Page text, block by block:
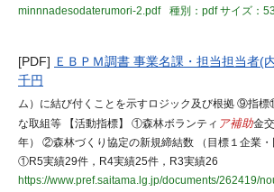
minnnadesodaterumori-2.pdf
種別：pdfサイズ：
[PDF] ＥＢＰＭ調書 事業名課・担当担当者(
千円
ム）に結び付くことを示すロジック及び根拠 ⑨指
な取組等 【活動指標】 ①森林ボランティ ア補助金
年） ②森林づくり協定の新規締結数 （目標１企業・
①R5実績29件，R4実績25件，R3実績26
https://www.pref.saitama.lg.jp/documents/262419/